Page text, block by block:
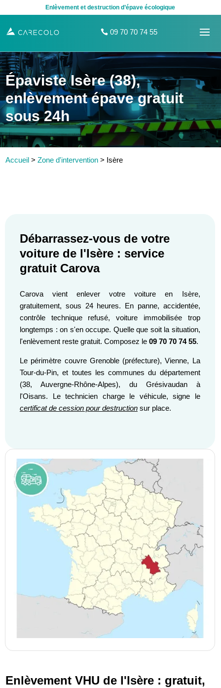
Enlèvement et destruction d’épave écologique
09 70 70 74 55
Épaviste Isère (38),
enlèvement épave gratuit
sous 24h
Accueil >Zone d'intervention > Isère
Débarrassez-vous de votre
voiture de l'Isère : service
gratuit Carova
Carova vient enlever votre voiture en Isère,
gratuitement, sous 24 heures. En panne, accidentée,
contrôle technique refusé, voiture immobilisée trop
longtemps : on s'en occupe. Quelle que soit la situation,
l'enlèvement reste gratuit. Composez le 09 70 70 74 55.
Le périmètre couvre Grenoble (préfecture), Vienne, La
Tour-du-Pin, et toutes les communes du département
(38, Auvergne-Rhône-Alpes), du Grésivaudan à
l'Oisans. Le technicien charge le véhicule, signe le
certificat de cession pour destruction sur place.
Enlèvement VHU de l'Isère : gratuit,